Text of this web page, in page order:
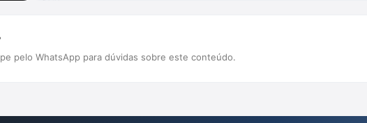
pelo WhatsApp para dúvidas sobre este conteúdo.